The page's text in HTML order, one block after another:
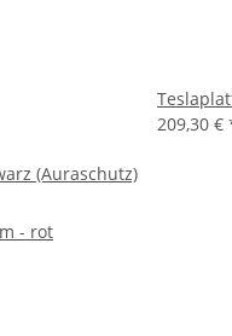
(Auraschutz)
209,30 €